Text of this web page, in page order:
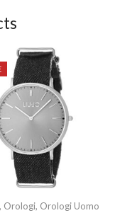
Orologi, Orologi Uomo